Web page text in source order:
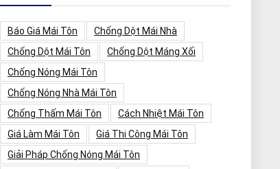
Báo Giá Mái Tôn
Chống Dột Mái Nhà
Chống Dột Mái Tôn
Chống Dột Máng Xối
Chống Nóng Mái Tôn
Chống Nóng Nhà Mái Tôn
Chống Thấm Mái Tôn
Cách Nhiệt Mái Tôn
Giá Làm Mái Tôn
Giá Thi Công Mái Tôn
Giải Pháp Chống Nóng Mái Tôn